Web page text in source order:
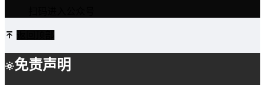
免责声明